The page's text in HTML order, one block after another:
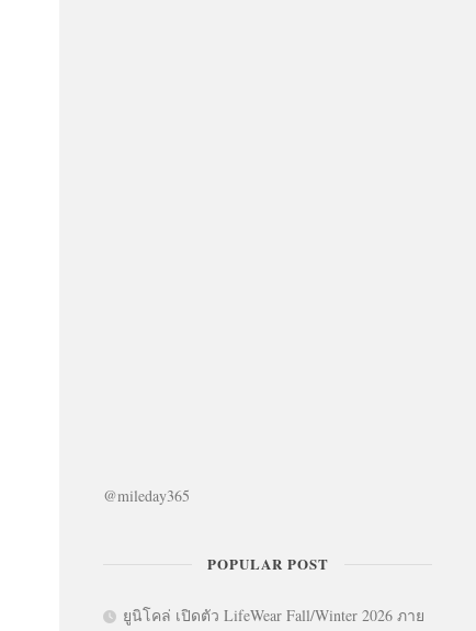
@mileday365
POPULAR POST
ยูนิโคล่ เปิดตัว LifeWear Fall/Winter 2026 ภาย